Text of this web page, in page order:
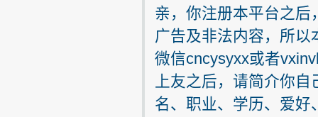
亲，你注册本平台之
广告及非法内容，所
微信cncysyxx或者
上友之后，请简介你
名、职业、学历、爱